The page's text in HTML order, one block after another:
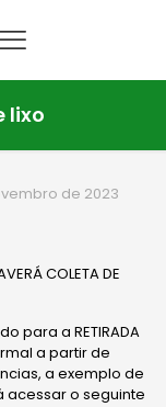
lixo
de 2023
COLETA DE
para a RETIRADA
a partir de
a exemplo de
o seguinte